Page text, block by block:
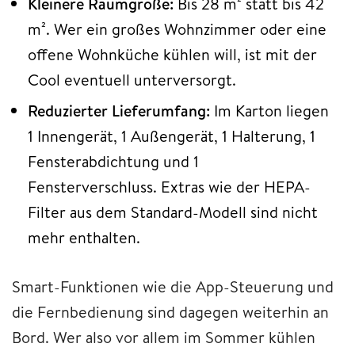
m². Wer ein großes Wohnzimmer oder eine
offene Wohnküche kühlen will, ist mit der
Cool eventuell unterversorgt.
Reduzierter Lieferumfang: Im Karton liegen
1 Innengerät, 1 Außengerät, 1 Halterung, 1
Fensterabdichtung und 1
Fensterverschluss. Extras wie der HEPA-
Filter aus dem Standard-Modell sind nicht
mehr enthalten.
Smart-Funktionen wie die App-Steuerung und
die Fernbedienung sind dagegen weiterhin an
Bord. Wer also vor allem im Sommer kühlen